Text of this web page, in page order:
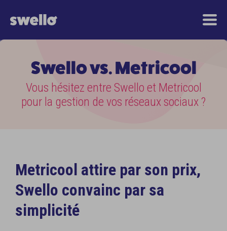
Swello vs. Metricool
Vous hésitez entre Swello et Metricool
pour la gestion de vos réseaux sociaux ?
Metricool attire par son prix,
Swello convainc par sa
simplicité